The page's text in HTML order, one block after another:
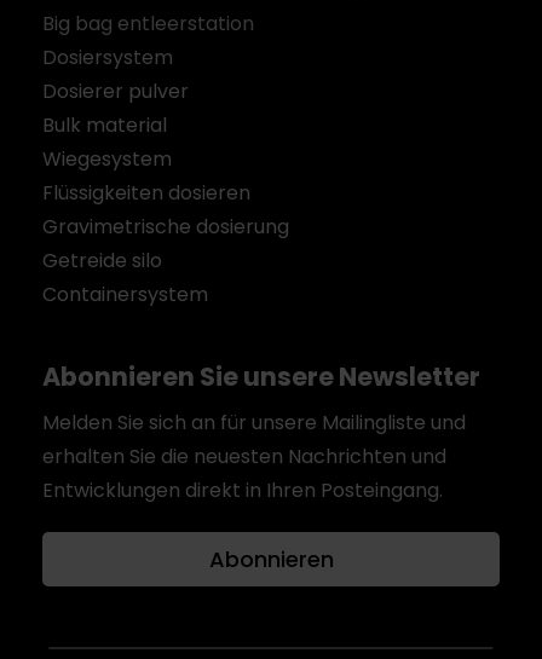
Big bag entleerstation
Dosiersystem
Dosierer pulver
Bulk material
Wiegesystem
Flüssigkeiten dosieren
Gravimetrische dosierung
Getreide silo
Containersystem
Abonnieren Sie unsere Newsletter
Melden Sie sich an für unsere Mailingliste und
erhalten Sie die neuesten Nachrichten und
Entwicklungen direkt in Ihren Posteingang.
Abonnieren